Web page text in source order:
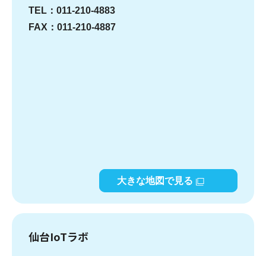
TEL：011-210-4883
FAX：011-210-4887
大きな地図で見る
仙台IoTラボ